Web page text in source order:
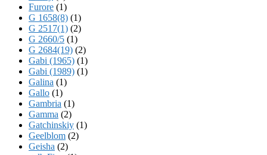
Furore (1)
G 1658(8) (1)
G 2517(1) (2)
G 2660/5 (1)
G 2684(19) (2)
Gabi (1965) (1)
Gabi (1989) (1)
Galina (1)
Gallo (1)
Gambria (1)
Gamma (2)
Gatchinskiy (1)
Geelblom (2)
Geisha (2)